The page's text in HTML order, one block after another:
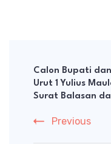
Navigation
Calon Bupati
Urut 1 Yulius
Surat Balasan
Previous